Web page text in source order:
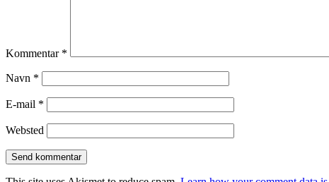
Kommentar *
Navn *
E-mail *
Websted